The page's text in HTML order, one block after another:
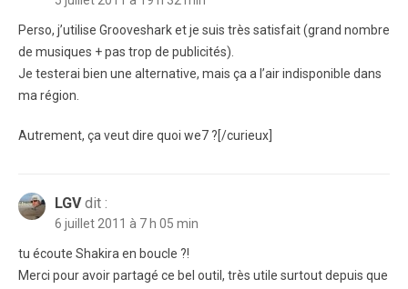
Perso, j’utilise Grooveshark et je suis très satisfait (grand nombre
de musiques + pas trop de publicités).
Je testerai bien une alternative, mais ça a l’air indisponible dans
ma région.
Autrement, ça veut dire quoi we7 ?[/curieux]
LGV dit :
6 juillet 2011 à 7 h 05 min
tu écoute Shakira en boucle ?!
Merci pour avoir partagé ce bel outil, très utile surtout depuis que